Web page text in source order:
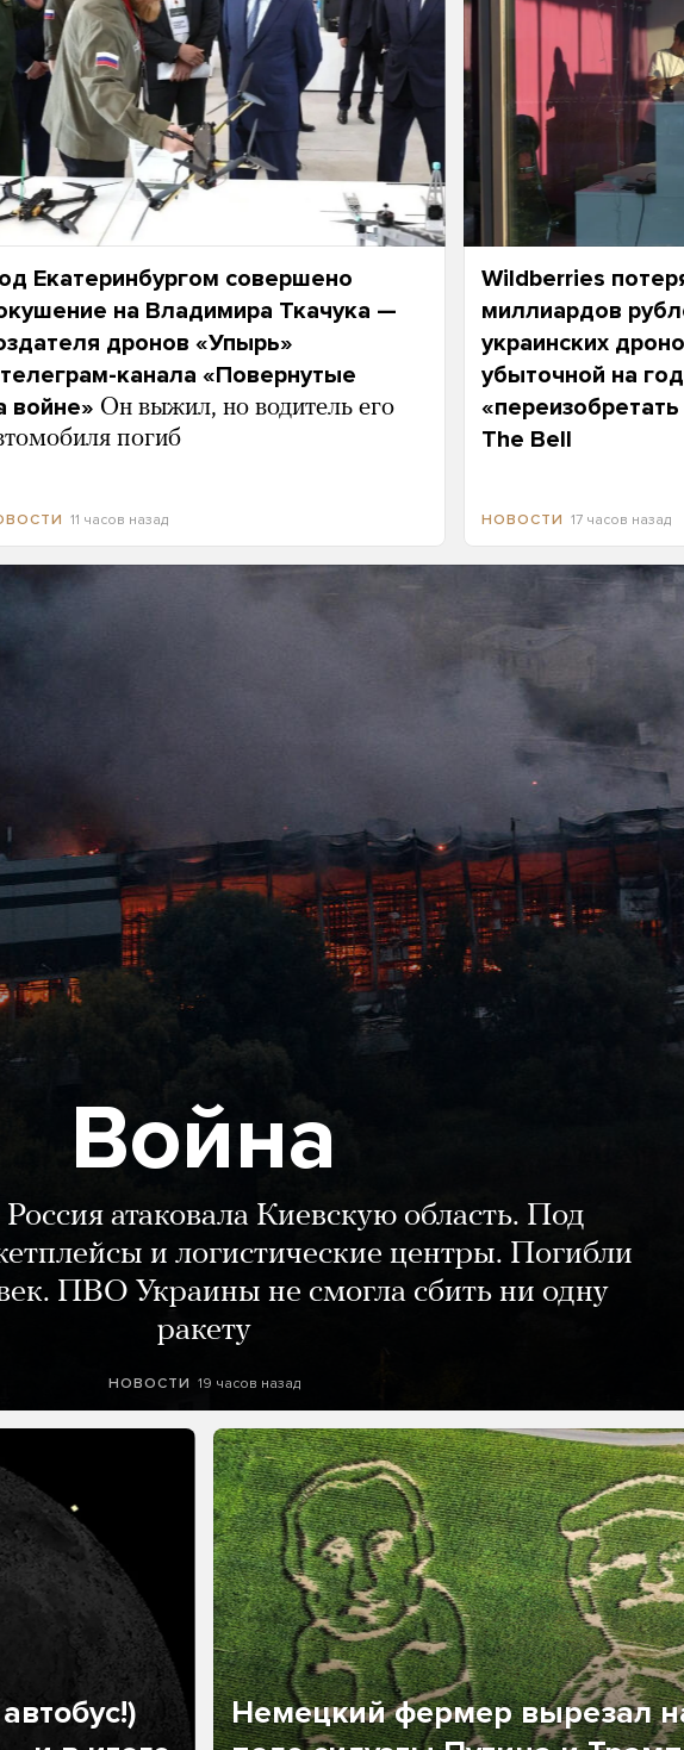
Екатеринбургом совершено
на Владимира Ткачука —
дронов «Упырь»
канала «Повернутые
войне» Он выжил, но водитель его
погиб
11 часов назад
Wildberries
миллиардов
украинских
убыточной на
The Bell
НОВОСТИ 17 часов назад
Война
атаковала Киевскую область. Под
и логистические центры. Погибли
ПВО Украины не смогла сбить ни одну
ракету
НОВОСТИ 19 часов назад
Немецкий фермер вырезал